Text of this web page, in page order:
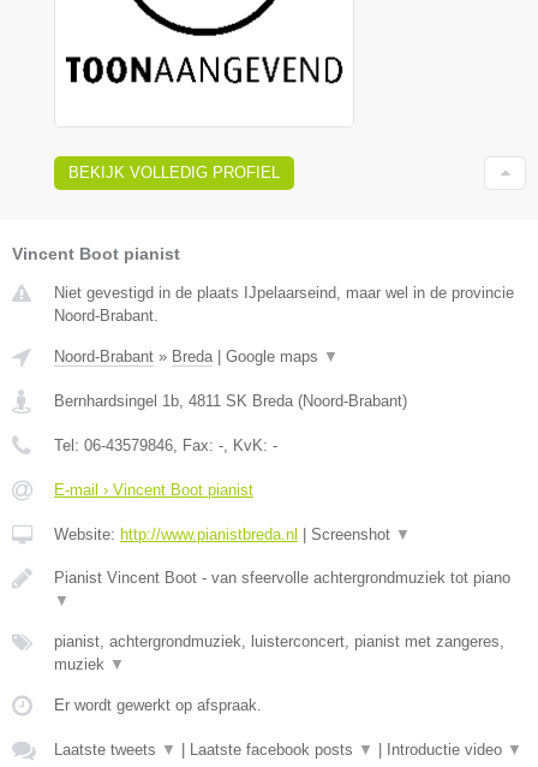
BEKIJK VOLLEDIG PROFIEL
Vincent Boot pianist
Niet gevestigd in de plaats IJpelaarseind, maar wel in de provincie
Noord-Brabant.
Noord-Brabant » Breda| Google maps ▼
Bernhardsingel 1b, 4811 SK Breda(Noord-Brabant)
Tel: 06-43579846, Fax: -, KvK: -
E-mail › Vincent Boot pianist
Website: http://www.pianistbreda.nl Screenshot ▼
Pianist Vincent Boot - van sfeervolle achtergrondmuziek tot piano
▼
pianist, achtergrondmuziek, luisterconcert, pianist met zangeres,
muziek ▼
Er wordt gewerkt op afspraak.
Laatste tweets ▼ Laatste facebook posts ▼ Introductie video ▼